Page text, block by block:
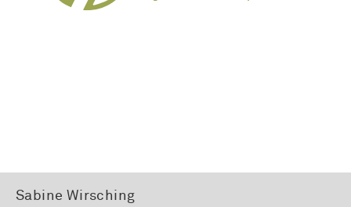
Sabine Wirsching